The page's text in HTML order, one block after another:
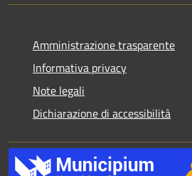
Amministrazione trasparente
Informativa privacy
Note legali
Dichiarazione di accessibilità